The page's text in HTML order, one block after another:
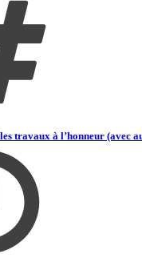
travaux à l’honneur (avec